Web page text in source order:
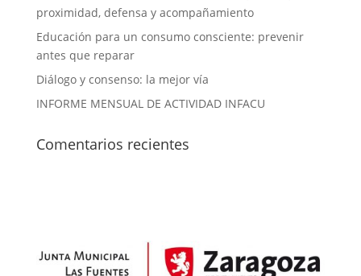
proximidad, defensa y acompañamiento
Educación para un consumo consciente: prevenir
antes que reparar
Diálogo y consenso: la mejor vía
INFORME MENSUAL DE ACTIVIDAD INFACU
Comentarios recientes